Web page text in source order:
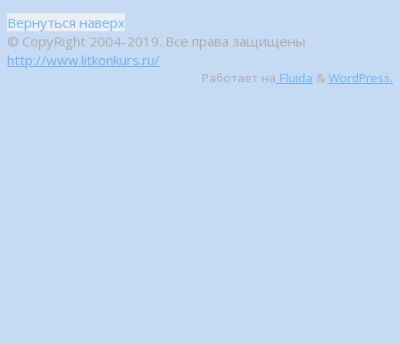
Вернуться наверх
© CopyRight 2004-2019. Все права защищены
http://www.litkonkurs.ru/
Работает на Fluida & WordPress.